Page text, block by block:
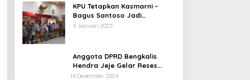
KPU Tetapkan Kasmarni –
Bagus Santoso Jadi
Pemenang Pilkada 2024
9 Januari 2025
Anggota DPRD Bengkalis
Hendra Jeje Gelar Reses
Perdana
19 Desember 2024